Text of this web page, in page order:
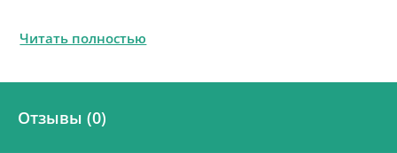
Читать полностью
Отзывы (0)